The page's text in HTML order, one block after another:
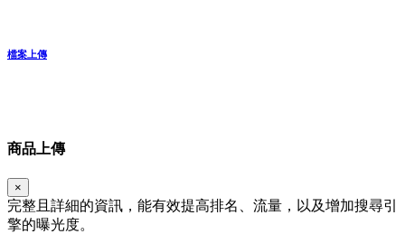
檔案上傳
商品上傳
×
完整且詳細的資訊，能有效提高排名、流量，以及增加搜尋引
擎的曝光度。